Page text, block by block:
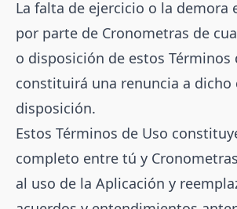
La falta de ejercicio o la demora
por parte de Cronometras de
o disposición de estos Términos
constituirá una renuncia a dicho
disposición.
Estos Términos de Uso
completo entre tú y
al uso de la Aplicación y